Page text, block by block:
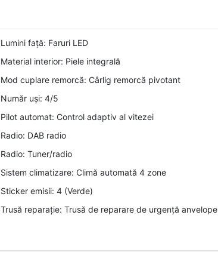
Lumini față: Faruri LED
Material interior: Piele integrală
Mod cuplare remorcă: Cârlig remorcă pivotant
Număr uși: 4/5
Pilot automat: Control adaptiv al vitezei
Radio: DAB radio
Radio: Tuner/radio
Sistem climatizare: Climă automată 4 zone
Sticker emisii: 4 (Verde)
Trusă reparație: Trusă de reparare de urgență anvelope